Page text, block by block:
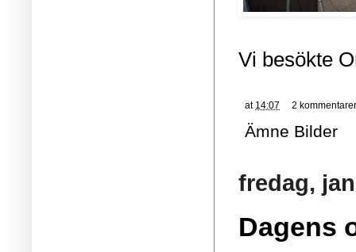
Vi besökte
at 14:07 2
Ämne Bilder
fredag,
Dagens